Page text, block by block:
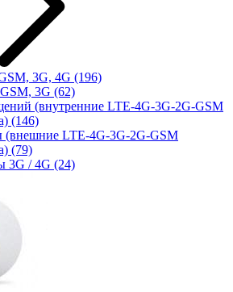
3G, 4G (196)
3G (62)
(внутренние LTE-4G-3G-2G-GSM
(146)
(внешние LTE-4G-3G-2G-GSM
(79)
3G / 4G (24)